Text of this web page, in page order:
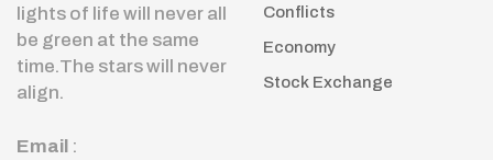
lights of life will never all
be green at the same
time.The stars will never
align.
Email :
Conflicts
Economy
Stock Exchange